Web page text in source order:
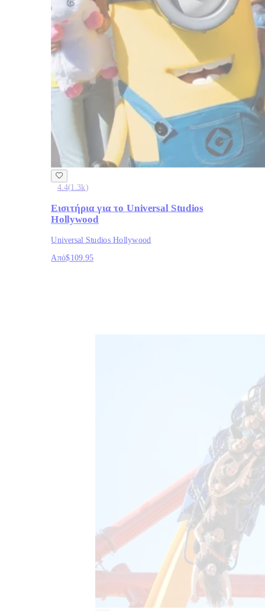
4.4(1.3k)
Εισιτήρια για το Universal Studios
Hollywood
Universal Studios Hollywood
Από$109.95